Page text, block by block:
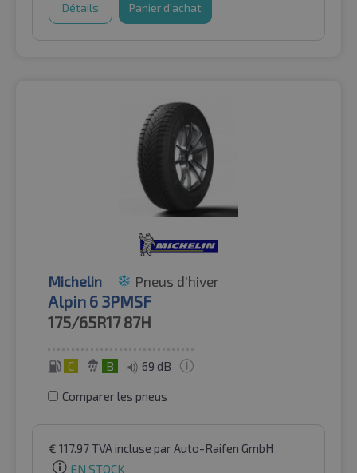
Détails Panier d'achat
Michelin Pneus d'hiver
Alpin 6 3PMSF
175/65R17 87H
C B 69 dB
Comparer les pneus
€ 117.97TVA incluse par Auto-Raifen GmbH
EN STOCK